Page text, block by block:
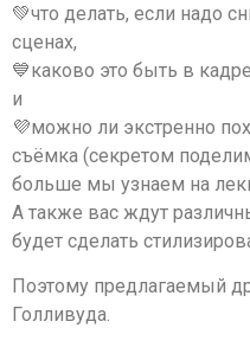
💚что делать, если надо
сценах,
💙каково это быть в
и
💜можно ли экстренно
съёмка (секретом
больше мы узнаем на
А также вас ждут
будет сделать
Поэтому предлагаемый
Голливуда.